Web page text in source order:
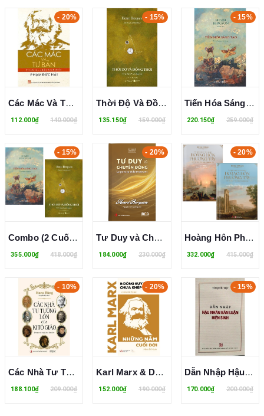
- 20%
Các Mác Và Tư Bản - Trích Tác Phẩm Kinh Điển - Phạm Đức Hải
112.000₫ 140.000₫
- 15%
Thời Độ Và Đồng Thời - Henri Bergson
135.150₫ 159.000₫
- 15%
Tiến Hóa Sáng Tạo - Henri Bergson
220.150₫ 259.000₫
- 15%
Combo (2 Cuốn Sách) Tiến Hóa Sáng Tạo + Thời Độ Và Đồng Thời (Henri Bergson)
355.000₫ 418.000₫
- 20%
Tư Duy và Chuyển Động (La pensée et le mouvant) Henri Bergson
184.000₫ 230.000₫
- 20%
Hoàng Hôn Phương Tây - Hay Sự Suy Tàn Của Phương Tây (Quyển 1, 2) Oswald Spengler
332.000₫ 415.000₫
- 10%
Các Nhà Tư Tưởng Lớn Của Kitô Giáo - Hans Küng
188.100₫ 209.000₫
- 20%
Karl Marx & Dòng Suy Tư Chưa Khép Lại - Những Năm Cuối Đời (Marcello Musto)
152.000₫ 190.000₫
- 15%
Dẫn Nhập Hậu Nhân Bản Luận Hiện Sinh
170.000₫ 200.000₫